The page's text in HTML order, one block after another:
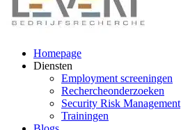
Homepage
Diensten
Employment screeningen
Rechercheonderzoeken
Security Risk Management
Trainingen